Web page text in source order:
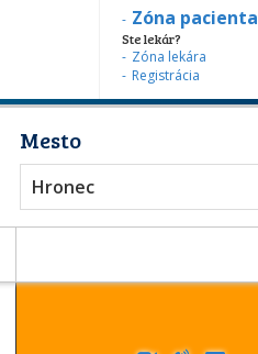
Zóna pacienta
Ste lekár?
Zóna lekára
Registrácia
Mesto
Hronec